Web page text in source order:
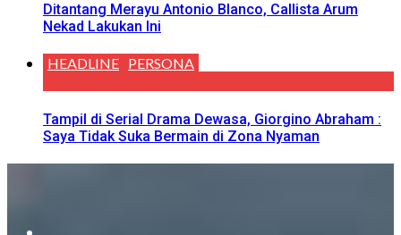
Ditantang Merayu Antonio Blanco, Callista Arum
Nekad Lakukan Ini
HEADLINE PERSONA
Tampil di Serial Drama Dewasa, Giorgino Abraham :
Saya Tidak Suka Bermain di Zona Nyaman